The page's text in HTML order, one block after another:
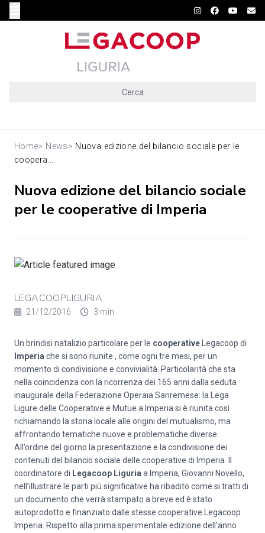
Cerca
Home> News> Nuova edizione del bilancio sociale per le
coopera...
Nuova edizione del bilancio sociale
per le cooperative di Imperia
LEGACOOPLIGURIA
21/12/2016 3 min
Un brindisi natalizio particolare per le cooperative Legacoop di
Imperia che si sono riunite , come ogni tre mesi, per un
momento di condivisione e convivialità. Particolarità che sta
nella coincidenza con la ricorrenza dei 165 anni dalla seduta
inaugurale della Federazione Operaia Sanremese: la Lega
Ligure delle Cooperative e Mutue a Imperia si è riunita così
richiamando la storia locale alle origini del mutualismo, ma
affrontando tematiche nuove e problematiche diverse.
All’ordine del giorno la presentazione e la condivisione dei
contenuti del bilancio sociale delle cooperative di Imperia. Il
coordinatore di Legacoop Liguria a Imperia, Giovanni Novello,
nell’illustrare le parti più significative ha ribadito come si tratti di
un documento che verrà stampato a breve ed è stato
autoprodotto e finanziato dalle stesse cooperative Legacoop
Imperia. Rispetto alla prima sperimentale edizione dell’anno